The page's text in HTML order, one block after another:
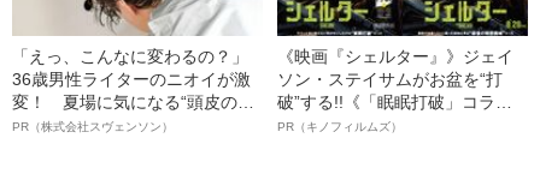
「えっ、こんなに変わるの？」
36歳男性ライターのニオイが激
変！ 夏場に気になる“頭皮のニ
オイ”や“ベタつき”を解消す
PR（株式会社スヴェンソン）
《映画『シェルター』》ジェイ
ソン・ステイサムがお盆を“打
破”する!!《「眠眠打破」コラ
ボ》
PR（キノフィルムズ）